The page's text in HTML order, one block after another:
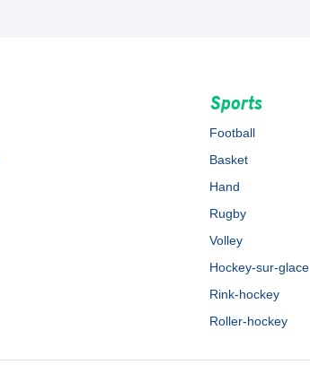
Sports
Football
Basket
Hand
Rugby
Volley
Hockey-sur-glace
Rink-hockey
Roller-hockey